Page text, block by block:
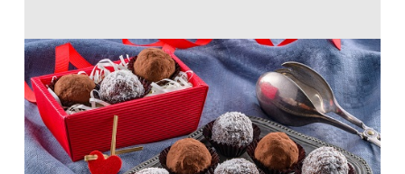
ホットケーキで作るラムボール
ホットケーキミックス